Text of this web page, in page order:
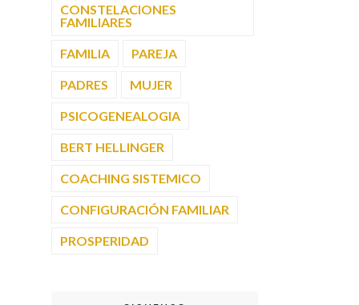
CONSTELACIONES
FAMILIARES
FAMILIA PAREJA
PADRES MUJER
PSICOGENEALOGIA
BERT HELLINGER
COACHING SISTEMICO
CONFIGURACIÓN FAMILIAR
PROSPERIDAD